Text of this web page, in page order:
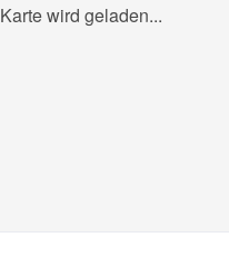
Karte wird geladen...